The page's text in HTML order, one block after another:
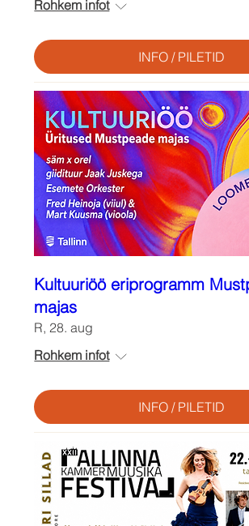
Rohkem infot
INFO / PILETID
Kultuuriöö eriprogramm
majas
R, 28. aug
Rohkem infot
INFO / PILETID